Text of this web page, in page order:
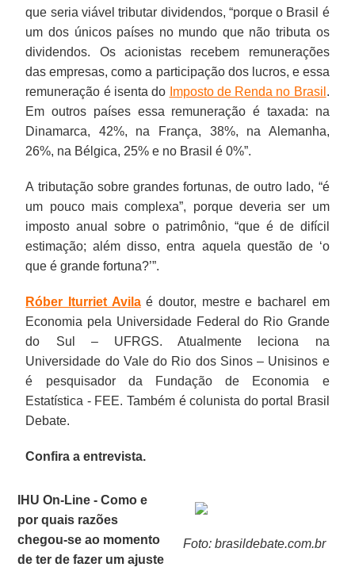
que seria viável tributar dividendos, “porque o Brasil é
um dos únicos países no mundo que não tributa os
dividendos. Os acionistas recebem remunerações
das empresas, como a participação dos lucros, e essa
remuneração é isenta do Imposto de Renda no Brasil .
Em outros países essa remuneração é taxada: na
Dinamarca, 42%, na França, 38%, na Alemanha,
26%, na Bélgica, 25% e no Brasil é 0%”.
A tributação sobre grandes fortunas, de outro lado, “é
um pouco mais complexa”, porque deveria ser um
imposto anual sobre o patrimônio, “que é de difícil
estimação; além disso, entra aquela questão de ‘o
que é grande fortuna?’”.
Róber Iturriet Avilaé doutor, mestre e bacharel em
Economia pela Universidade Federal do Rio Grande
do Sul – UFRGS. Atualmente leciona na
Universidade do Vale do Rio dos Sinos – Unisinos e
é pesquisador da Fundação de Economia e
Estatística - FEE. Também é colunista do portal Brasil
Debate.
Confira a entrevista.
Foto: brasildebate.com.br
IHU On-Line - Como e
por quais razões
chegou-se ao momento
de ter de fazer um ajuste